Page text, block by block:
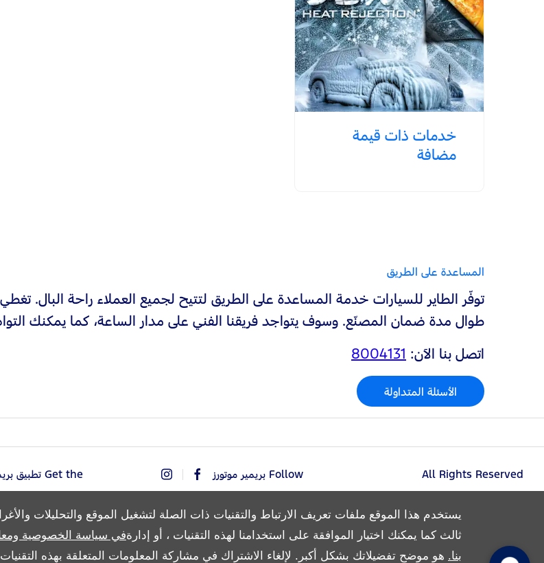
يستخدم هذا الموقع ملفات تعريف الارتباط والتقنيات ذات الصلة لتشغيل الموقع والتحليلات
ثالث كما يمكنك اختيار الموافقة على استخدامنا لهذه التقنيات ، أو إدارةفي سياسة الخصوصية
بنا. هو موضح تفضيلاتك بشكل أكبر. لإلغاء الاشتراك في مشاركة المعلومات المتعلقة بهذه
خدمات ذات قيمة
مضافة
المساعدة على الطريق
توفّر الطاير للسيارات خدمة المساعدة على الطريق لتتيح لجميع العملاء راحة البال.
طوال مدة ضمان المصنّع. وسوف يتواجد فريقنا الفني على مدار الساعة، كما يمكنك
اتصل بنا الآن: 8004131
الأسئلة المتداولة
All Rights Reserved Follow بريمير موتورز Get the تطبيق بريمير موتورز
Copyright © 2026 بريمير موتورز